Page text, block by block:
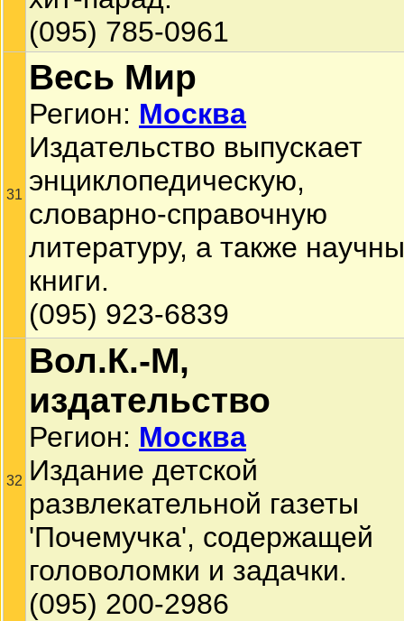
(095) 785-0961
31
Весь Мир
Регион: Москва
Издательство выпускает
энциклопедическую,
словарно-справочную
литературу, а также
книги.
(095) 923-6839
32
Вол.К.-М,
издательство
Регион: Москва
Издание детской
развлекательной газеты
'Почемучка', содержащей
головоломки и задачки.
(095) 200-2986